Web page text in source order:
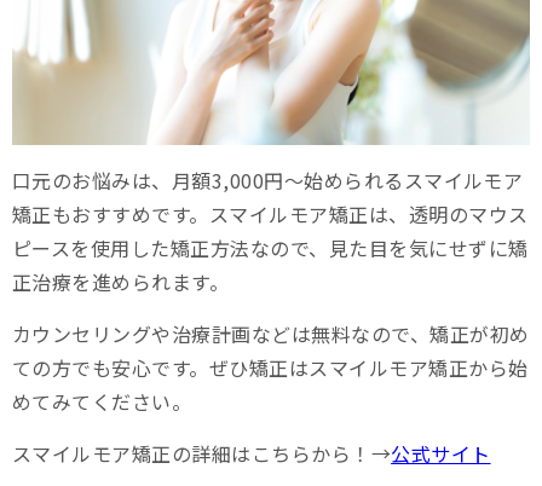
口元のお悩みは、月額3,000円～始められるスマイルモア
矯正もおすすめです。スマイルモア矯正は、透明のマウス
ピースを使用した矯正方法なので、見た目を気にせずに矯
正治療を進められます。
カウンセリングや治療計画などは無料なので、矯正が初め
ての方でも安心です。ぜひ矯正はスマイルモア矯正から始
めてみてください。
スマイルモア矯正の詳細はこちらから！→公式サイト